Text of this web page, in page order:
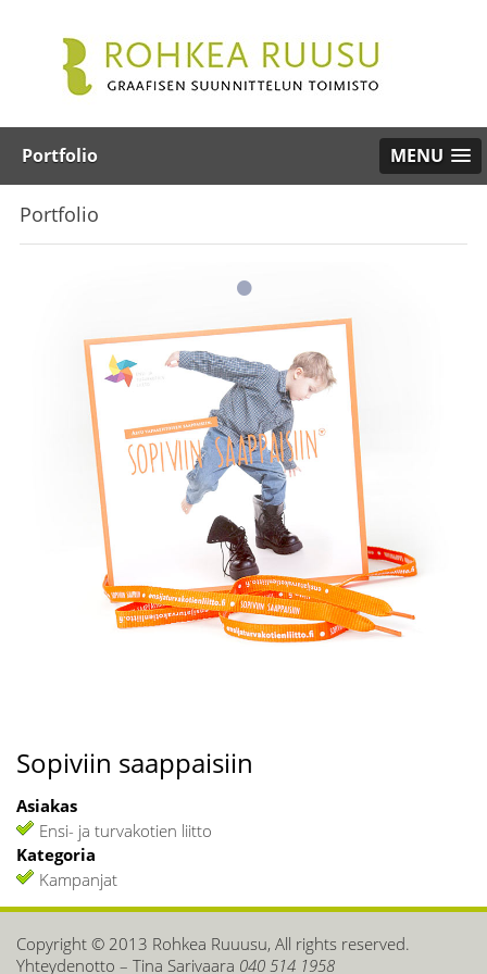
Portfolio MENU
Portfolio
•
Sopiviin saappaisiin
Asiakas
Ensi- ja turvakotien liitto
Kategoria
Kampanjat
Copyright © 2013 Rohkea Ruuusu, All rights reserved.
Yhteydenotto – Tina Sarivaara 040 514 1958